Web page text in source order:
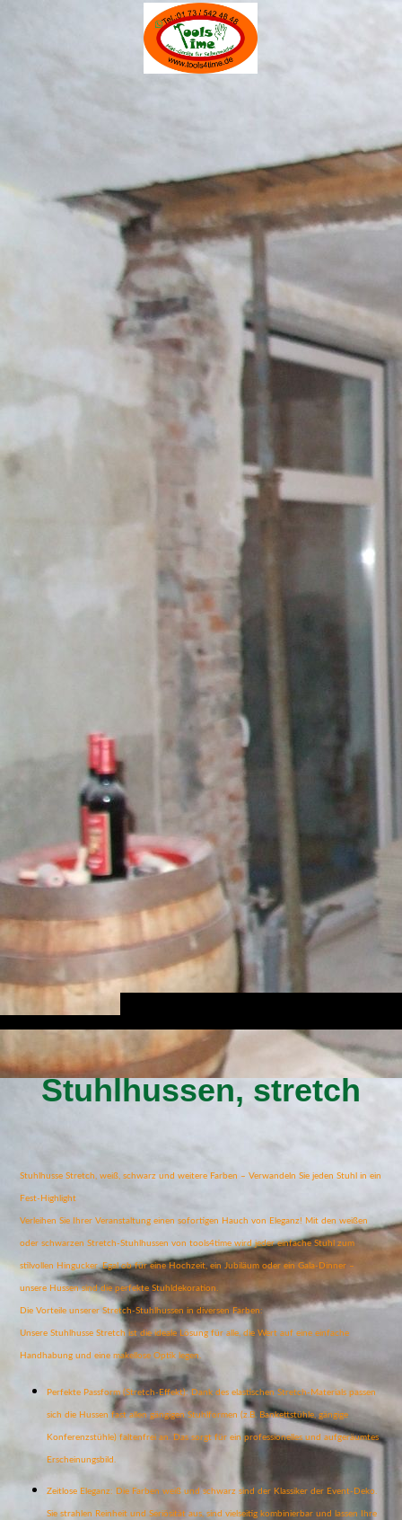
Stuhlhussen, stretch
Stuhlhusse Stretch, weiß, schwarz und weitere Farben – Verwandeln Sie jeden Stuhl in ein
Fest-Highlight
Verleihen Sie Ihrer Veranstaltung einen sofortigen Hauch von Eleganz! Mit den weißen
oder schwarzen Stretch-Stuhlhussen von tools4time wird jeder einfache Stuhl zum
stilvollen Hingucker. Egal ob für eine Hochzeit, ein Jubiläum oder ein Gala-Dinner –
unsere Hussen sind die perfekte Stuhldekoration.
Die Vorteile unserer Stretch-Stuhlhussen in diversen Farben:
Unsere Stuhlhusse Stretch ist die ideale Lösung für alle, die Wert auf eine einfache
Handhabung und eine makellose Optik legen.
Perfekte Passform (Stretch-Effekt): Dank des elastischen Stretch-Materials passen
sich die Hussen fast allen gängigen Stuhlformen (z.B. Bankettstühle, gängige
Konferenzstühle) faltenfrei an. Das sorgt für ein professionelles und aufgeräumtes
Erscheinungsbild.
Zeitlose Eleganz: Die Farben weiß und schwarz sind der Klassiker der Event-Deko.
Sie strahlen Reinheit und Seriösität aus, sind vielseitig kombinierbar und lassen Ihre